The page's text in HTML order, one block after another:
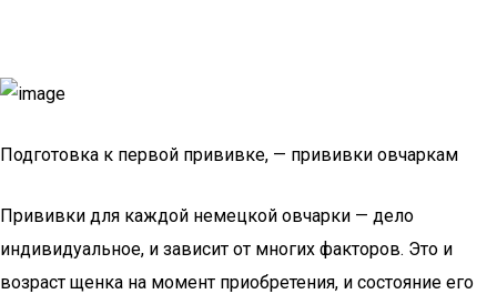
Подготовка к первой прививке, — прививки овчаркам
Прививки для каждой немецкой овчарки — дело
индивидуальное, и зависит от многих факторов. Это и
возраст щенка на момент приобретения, и состояние его